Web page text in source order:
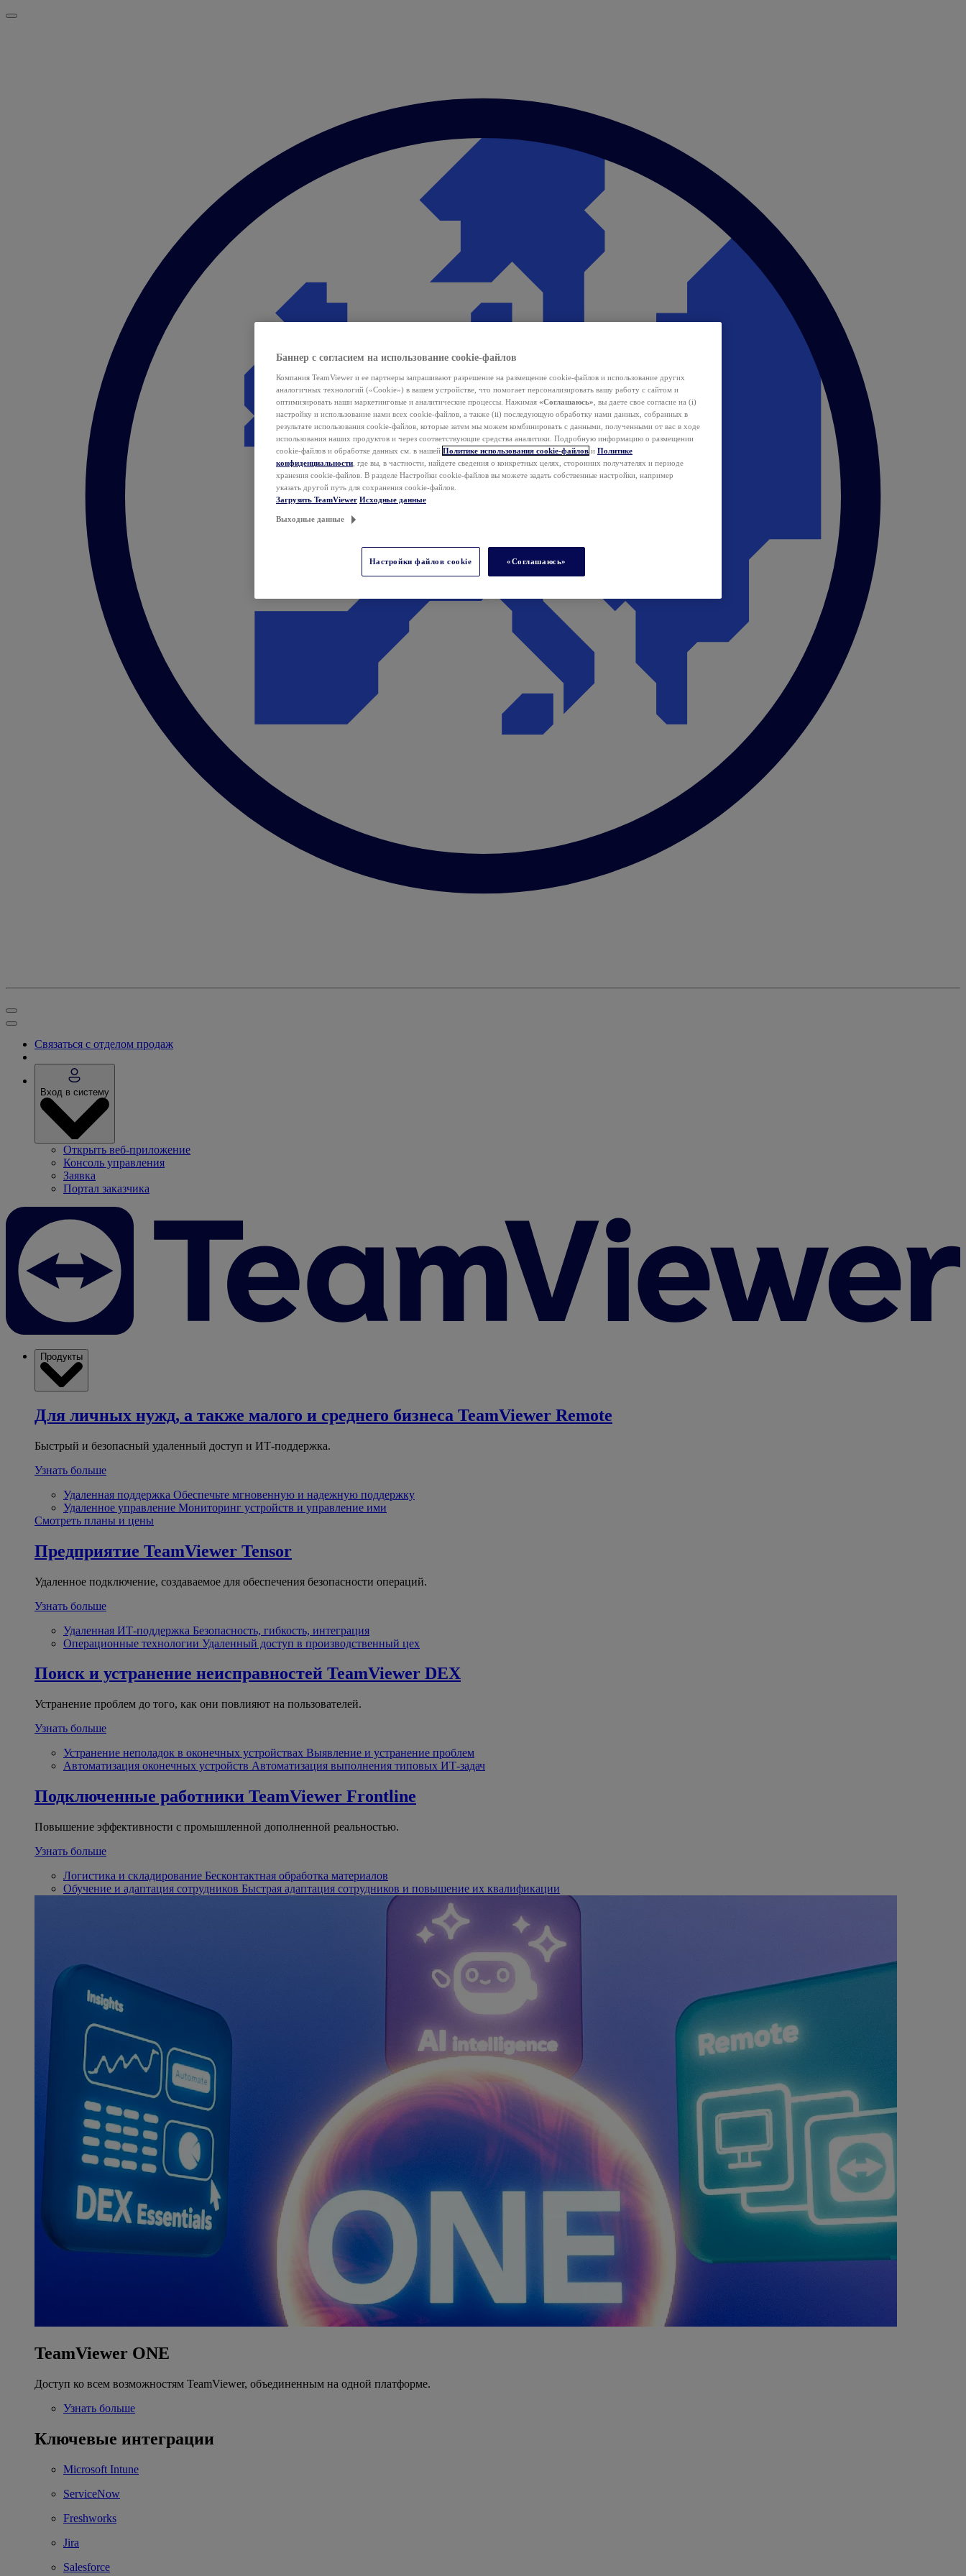
Связаться с отделом продаж
Вход в систему
Открыть веб-приложение
Консоль управления
Заявка
Портал заказчика
Продукты
Для личных нужд, а также малого и среднего бизнеса TeamViewer Remote
Быстрый и безопасный удаленный доступ и ИТ-поддержка.
Узнать больше
Удаленная поддержка Обеспечьте мгновенную и надежную поддержку
Удаленное управление Мониторинг устройств и управление ими
Смотреть планы и цены
Предприятие TeamViewer Tensor
Удаленное подключение, создаваемое для обеспечения безопасности операций.
Узнать больше
Удаленная ИТ-поддержка Безопасность, гибкость, интеграция
Операционные технологии Удаленный доступ в производственный цех
Поиск и устранение неисправностей TeamViewer DEX
Устранение проблем до того, как они повлияют на пользователей.
Узнать больше
Устранение неполадок в оконечных устройствах Выявление и устранение проблем
Автоматизация оконечных устройств Автоматизация выполнения типовых ИТ-задач
Подключенные работники TeamViewer Frontline
Повышение эффективности с промышленной дополненной реальностью.
Узнать больше
Логистика и складирование Бесконтактная обработка материалов
Обучение и адаптация сотрудников Быстрая адаптация сотрудников и повышение их квалификации
TeamViewer ONE
Доступ ко всем возможностям TeamViewer, объединенным на одной платформе.
Узнать больше
Ключевые интеграции
Microsoft Intune
ServiceNow
Freshworks
Jira
Salesforce
Баннер с согласием на использование cookie-файлов
Компания TeamViewer и ее партнеры запрашивают разрешение на размещение cookie-файлов и использование других
аналогичных технологий («Cookie») в вашем устройстве, что помогает персонализировать вашу работу с сайтом и
оптимизировать наши маркетинговые и аналитические процессы. Нажимая «Соглашаюсь» , вы даете свое согласие на (i)
настройку и использование нами всех cookie-файлов, а также (ii) последующую обработку нами данных, собранных в
результате использования cookie-файлов, которые затем мы можем комбинировать с данными, полученными от вас в ходе
использования наших продуктов и через соответствующие средства аналитики. Подробную информацию о размещении
cookie-файлов и обработке данных см. в нашей Политике использования cookie-файлов и Политике
конфиденциальности , где вы, в частности, найдете сведения о конкретных целях, сторонних получателях и периоде
хранения cookie-файлов. В разделе Настройки cookie-файлов вы можете задать собственные настройки, например
указать другой путь для сохранения cookie-файлов.
Загрузить TeamViewer Исходные данные
Выходные данные
Настройки файлов cookie «Соглашаюсь»